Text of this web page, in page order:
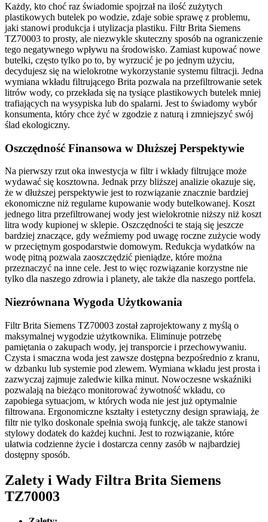
Każdy, kto choć raz świadomie spojrzał na ilość zużytych
plastikowych butelek po wodzie, zdaje sobie sprawę z problemu,
jaki stanowi produkcja i utylizacja plastiku. Filtr Brita Siemens
TZ70003 to prosty, ale niezwykle skuteczny sposób na ograniczenie
tego negatywnego wpływu na środowisko. Zamiast kupować nowe
butelki, często tylko po to, by wyrzucić je po jednym użyciu,
decydujesz się na wielokrotne wykorzystanie systemu filtracji. Jedna
wymiana wkładu filtrującego Brita pozwala na przefiltrowanie setek
litrów wody, co przekłada się na tysiące plastikowych butelek mniej
trafiających na wysypiska lub do spalarni. Jest to świadomy wybór
konsumenta, który chce żyć w zgodzie z naturą i zmniejszyć swój
ślad ekologiczny.
Oszczędność Finansowa w Dłuższej Perspektywie
Na pierwszy rzut oka inwestycja w filtr i wkłady filtrujące może
wydawać się kosztowna. Jednak przy bliższej analizie okazuje się,
że w dłuższej perspektywie jest to rozwiązanie znacznie bardziej
ekonomiczne niż regularne kupowanie wody butelkowanej. Koszt
jednego litra przefiltrowanej wody jest wielokrotnie niższy niż koszt
litra wody kupionej w sklepie. Oszczędności te stają się jeszcze
bardziej znaczące, gdy weźmiemy pod uwagę roczne zużycie wody
w przeciętnym gospodarstwie domowym. Redukcja wydatków na
wodę pitną pozwala zaoszczędzić pieniądze, które można
przeznaczyć na inne cele. Jest to więc rozwiązanie korzystne nie
tylko dla naszego zdrowia i planety, ale także dla naszego portfela.
Niezrównana Wygoda Użytkowania
Filtr Brita Siemens TZ70003 został zaprojektowany z myślą o
maksymalnej wygodzie użytkownika. Eliminuje potrzebę
pamiętania o zakupach wody, jej transporcie i przechowywaniu.
Czysta i smaczna woda jest zawsze dostępna bezpośrednio z kranu,
w dzbanku lub systemie pod zlewem. Wymiana wkładu jest prosta i
zazwyczaj zajmuje zaledwie kilka minut. Nowoczesne wskaźniki
pozwalają na bieżąco monitorować żywotność wkładu, co
zapobiega sytuacjom, w których woda nie jest już optymalnie
filtrowana. Ergonomiczne kształty i estetyczny design sprawiają, że
filtr nie tylko doskonale spełnia swoją funkcję, ale także stanowi
stylowy dodatek do każdej kuchni. Jest to rozwiązanie, które
ułatwia codzienne życie i dostarcza cenny zasób w najbardziej
dostępny sposób.
Zalety i Wady Filtra Brita Siemens
TZ70003